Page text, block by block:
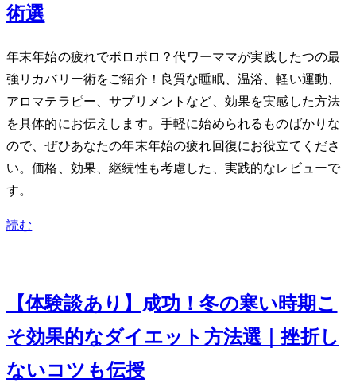
術7選
年末年始の疲れでボロボロ？40代ワーママが実践した7つの最
強リカバリー術をご紹介！良質な睡眠、温浴、軽い運動、
アロマテラピー、サプリメントなど、効果を実感した方法
を具体的にお伝えします。手軽に始められるものばかりな
ので、ぜひあなたの年末年始の疲れ回復にお役立てくださ
い。価格、効果、継続性も考慮した、実践的なレビューで
す。
読む
【体験談あり】-10kg成功！冬の寒い時期こ
そ効果的なダイエット方法3選｜挫折し
ないコツも伝授